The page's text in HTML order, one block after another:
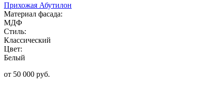
Прихожая Абутилон
Материал фасада:
МДФ
Стиль:
Классический
Цвет:
Белый
от 50 000 руб.